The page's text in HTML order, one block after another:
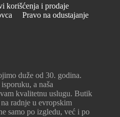
korišćenja i prodaje
Pravo na odustajanje
duže od 30. godina.
a naša
kvalitetnu uslugu. Butik
radnje u evropskim
samo po izgledu, već i po